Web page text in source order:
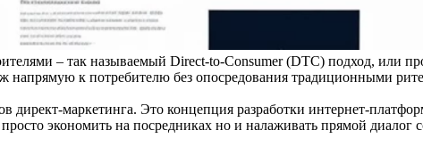
– так называемый Direct-to-Consumer (DTC) подход, или
напрямую к потребителю без опосредования традиционными
директ-маркетинга. Это концепция разработки интернет-
экономить на посредниках но и налаживать прямой диалог